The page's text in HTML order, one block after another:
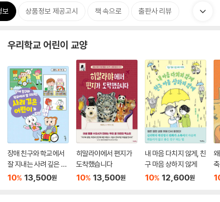
보 상품정보 제공고시 책 속으로 출판사 리뷰
우리학교 어린이 교양
장애 친구와 학교에서
잘 지내는 사려 깊은 어
린이가 되는 법
10% 13,500원
히말라야에서 편지가
도착했습니다
10% 13,500원
내 마음 다치지 않게, 친
구 마음 상하지 않게
10% 12,600원